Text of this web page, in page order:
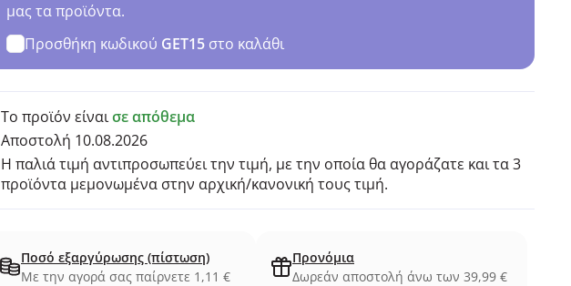
μας τα προϊόντα.
Προσθήκη κωδικού GET15 στο καλάθι
Το προϊόν είναισε απόθεμα
Αποστολή 10.08.2026
Η παλιά τιμή αντιπροσωπεύει την τιμή, με την οποία θα αγοράζατε και τα 3
προϊόντα μεμονωμένα στην αρχική/κανονική τους τιμή.
Ποσό εξαργύρωσης (πίστωση)
Με την αγορά σας παίρνετε 1,11 €
Προνόμια
Δωρεάν αποστολή άνω των 39,99 €